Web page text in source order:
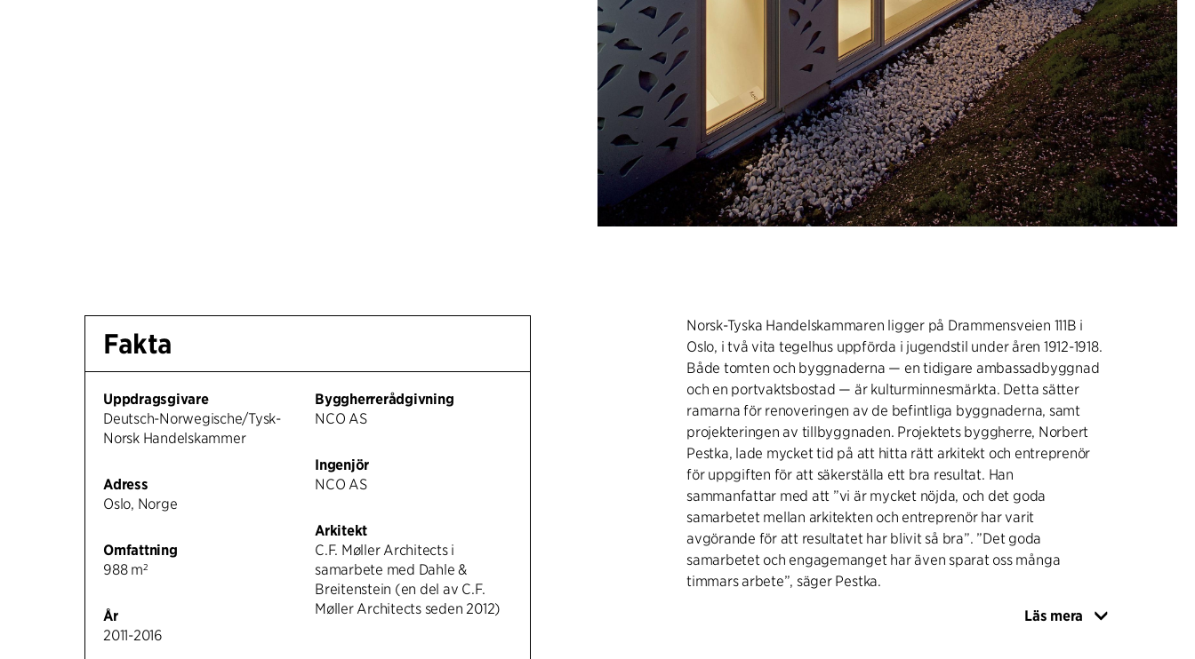
Fakta
Uppdragsgivare
Deutsch-Norwegische/Tysk-
Norsk Handelskammer
Adress
Oslo, Norge
Omfattning
988 m²
År
2011-2016
Byggherrerådgivning
NCO AS
Ingenjör
NCO AS
Arkitekt
C.F. Møller Architects i
samarbete med Dahle &
Breitenstein (en del av C.F.
Møller Architects seden 2012)
Norsk-Tyska Handelskammaren ligger på Drammensveien 111B i
Oslo, i två vita tegelhus uppförda i jugendstil under åren 1912-1918.
Både tomten och byggnaderna — en tidigare ambassadbyggnad
och en portvaktsbostad — är kulturminnesmärkta. Detta sätter
ramarna för renoveringen av de befintliga byggnaderna, samt
projekteringen av tillbyggnaden. Projektets byggherre, Norbert
Pestka, lade mycket tid på att hitta rätt arkitekt och entreprenör
för uppgiften för att säkerställa ett bra resultat. Han
sammanfattar med att ”vi är mycket nöjda, och det goda
samarbetet mellan arkitekten och entreprenör har varit
avgörande för att resultatet har blivit så bra”. ”Det goda
samarbetet och engagemanget har även sparat oss många
timmars arbete”, säger Pestka.
Tillbyggnaden av portvaktsbostaden är formad som en skarpt
Läs mera